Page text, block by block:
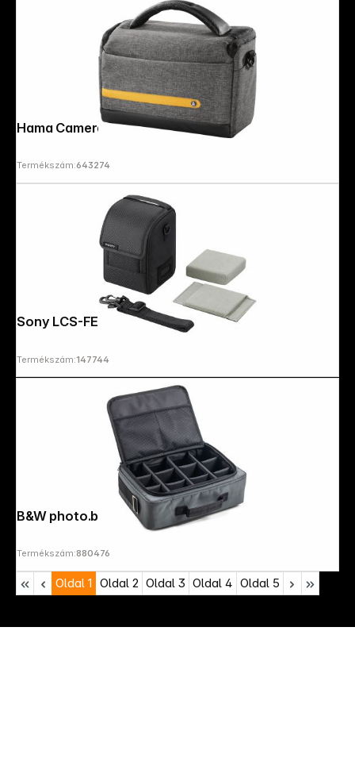
Hama Camera bag Terra, 135 Grey
Termékszám:643274
Sony LCS-FEA1 Lens Bag black
Termékszám:147744
B&W photo.bag TEX.166.RPD grey
Termékszám:880476
Oldal 1 Oldal2 Oldal3 Oldal 4 Oldal5
Copyright © 2000 - 2026 DIFOX. All rights reserved.